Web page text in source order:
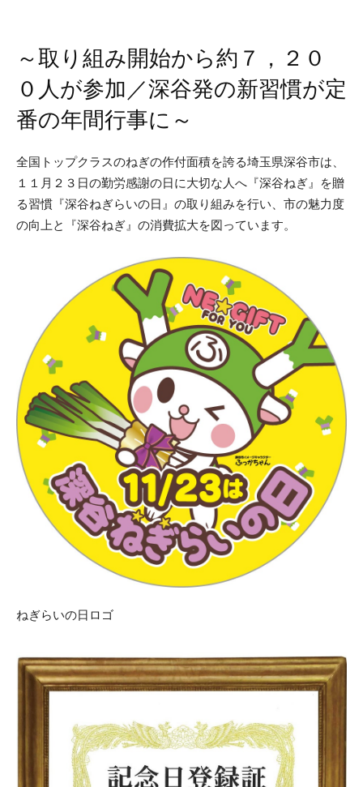
～取り組み開始から約７，２０
０人が参加／深谷発の新習慣が定
番の年間行事に～
全国トップクラスのねぎの作付面積を誇る埼玉県深谷市は、
１１月２３日の勤労感謝の日に大切な人へ『深谷ねぎ』を贈
る習慣『深谷ねぎらいの日』の取り組みを行い、市の魅力度
の向上と『深谷ねぎ』の消費拡大を図っています。
ねぎらいの日ロゴ